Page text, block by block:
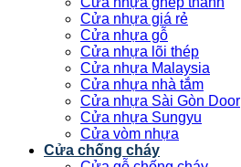
Cửa nhựa giá rẻ
Cửa nhựa gỗ
Cửa nhựa lõi thép
Cửa nhựa Malaysia
Cửa nhựa nhà tắm
Cửa nhựa Sài Gòn Door
Cửa nhựa Sungyu
Cửa vòm nhựa
Cửa chống cháy